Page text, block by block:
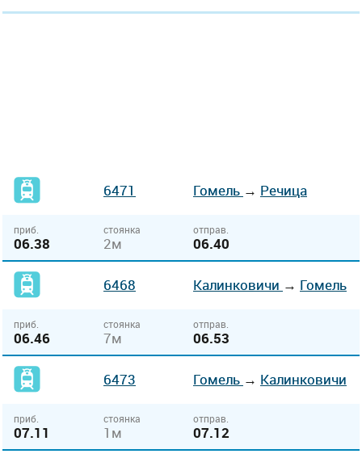
6471 Гомель → Речица
приб.
06.38
стоянка
2м
отправ.
06.40
6468 Калинковичи → Гомель
приб.
06.46
стоянка
7м
отправ.
06.53
6473 Гомель → Калинковичи
приб.
07.11
стоянка
1м
отправ.
07.12